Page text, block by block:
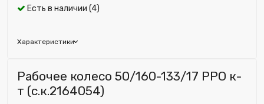
Есть в наличии (4)
Характеристики
Бренд:
Рабочее колесо 50/160-133/17 PPO к-
т (с.к.2164054)